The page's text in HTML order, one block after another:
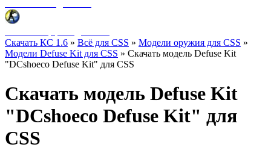
Скачать КС 1.6 » Всё для CSS » Модели оружия для CSS »
Модели Defuse Kit для CSS » Скачать модель Defuse Kit
"DCshoeco Defuse Kit" для CSS
Скачать модель Defuse Kit
"DCshoeco Defuse Kit" для
CSS